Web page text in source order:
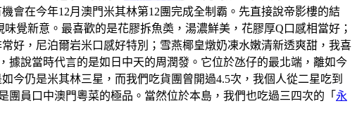
會在今年12月澳門米其林第12團完成全制霸。先直接說帝影樓的結
覺新意。最喜歡的是花膠拆魚𡙡，湯濃鮮美，花膠厚Q口感相當好；
好，尼泊爾岩米口感好特別；雪燕椰皇燉奶凍水嫩清新透爽甜，我喜
據說當時代言的是如日中天的周潤發。它位於氹仔的最北端，離如今
今仍是米其林三星，而我們吃貨團曾開過4.5次，我個人從二星吃到
團員口中澳門粵菜的極品。當然位於本島，我們也吃過三四次的「 永